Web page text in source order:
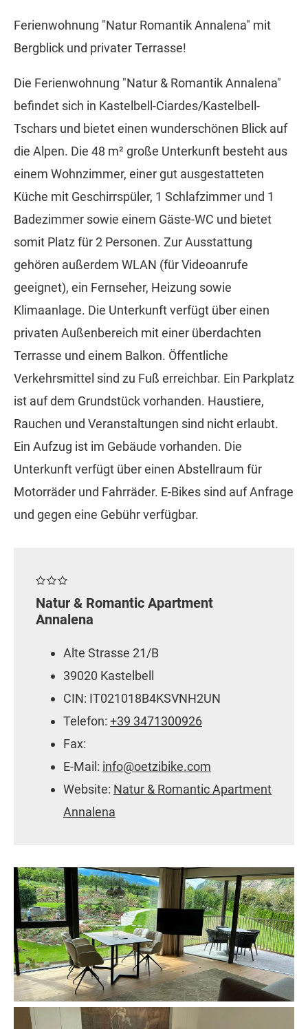
Ferienwohnung "Natur Romantik Annalena" mit
Bergblick und privater Terrasse!
Die Ferienwohnung "Natur & Romantik Annalena"
befindet sich in Kastelbell-Ciardes/Kastelbell-
Tschars und bietet einen wunderschönen Blick auf
die Alpen. Die 48 m² große Unterkunft besteht aus
einem Wohnzimmer, einer gut ausgestatteten
Küche mit Geschirrspüler, 1 Schlafzimmer und 1
Badezimmer sowie einem Gäste-WC und bietet
somit Platz für 2 Personen. Zur Ausstattung
gehören außerdem WLAN (für Videoanrufe
geeignet), ein Fernseher, Heizung sowie
Klimaanlage. Die Unterkunft verfügt über einen
privaten Außenbereich mit einer überdachten
Terrasse und einem Balkon. Öffentliche
Verkehrsmittel sind zu Fuß erreichbar. Ein Parkplatz
ist auf dem Grundstück vorhanden. Haustiere,
Rauchen und Veranstaltungen sind nicht erlaubt.
Ein Aufzug ist im Gebäude vorhanden. Die
Unterkunft verfügt über einen Abstellraum für
Motorräder und Fahrräder. E-Bikes sind auf Anfrage
und gegen eine Gebühr verfügbar.
Natur & Romantic Apartment
Annalena
Alte Strasse 21/B
39020 Kastelbell
CIN: IT021018B4KSVNH2UN
Telefon: +39 3471300926
Fax:
E-Mail: info@oetzibike.com
Website: Natur & Romantic Apartment
Annalena